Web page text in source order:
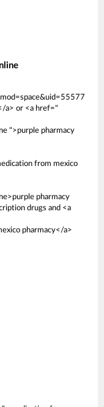
a> or <a href="
">purple pharmacy
from mexico
pharmacy
drugs and <a
pharmacy</a>